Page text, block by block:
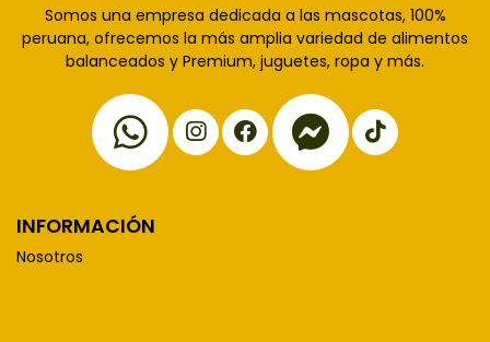
Somos una empresa dedicada a las mascotas, 100%
peruana, ofrecemos la más amplia variedad de alimentos
balanceados y Premium, juguetes, ropa y más.
INFORMACIÓN
Nosotros